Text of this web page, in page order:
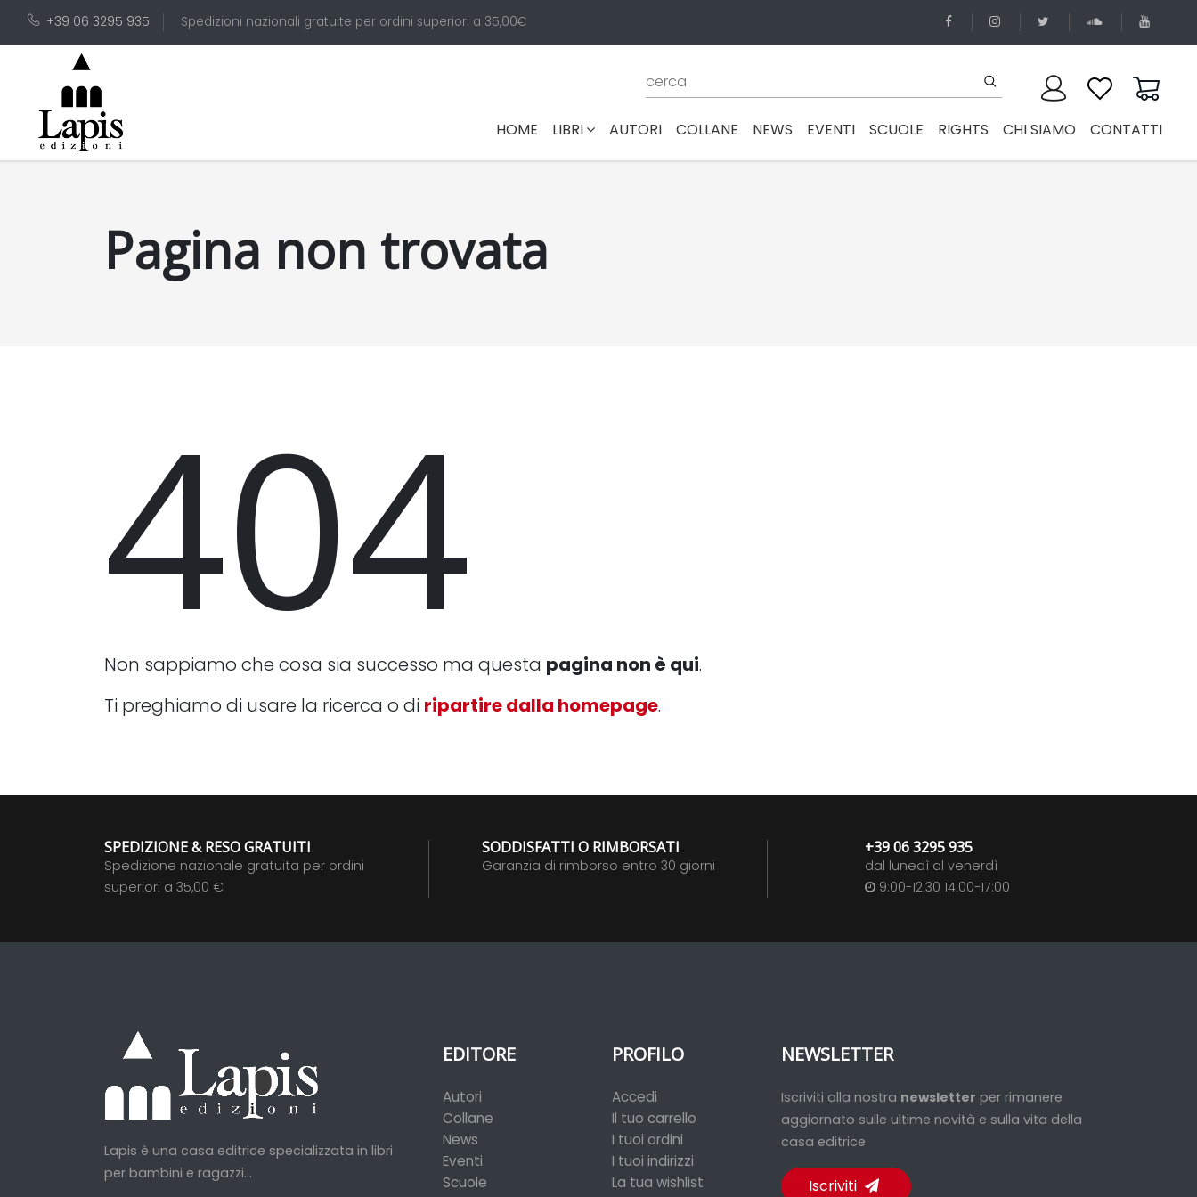
+39 06 3295 935 Spedizioni nazionali gratuite per ordini superiori a 35,00€
HOME (CURRENT)
LIBRI AUTORI COLLANE NEWS EVENTI SCUOLE RIGHTS CHI SIAMO CONTATTI
Pagina non trovata
404
Non sappiamo che cosa sia successo ma questa pagina non è qui.
Ti preghiamo di usare la ricerca o di ripartire dalla homepage.
SPEDIZIONE & RESO GRATUITI
Spedizione nazionale gratuita per ordini
superiori a 35,00 €
SODDISFATTI O RIMBORSATI
Garanzia di rimborso entro 30 giorni
+39 06 3295 935
dal lunedì al venerdì
9:00-12:30 14:00-17:00
Lapis è una casa editrice specializzata in libri
per bambini e ragazzi...
EDITORE
Autori
Collane
News
Eventi
Scuole
PROFILO
Accedi
Il tuo carrello
I tuoi ordini
I tuoi indirizzi
La tua wishlist
NEWSLETTER
Iscriviti alla nostra newsletter per rimanere
aggiornato sulle ultime novità e sulla vita della
casa editrice
Iscriviti